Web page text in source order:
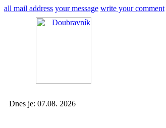
all mail address your message write your comment
Dnes je: 07.08. 2026